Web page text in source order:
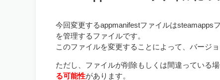
今回変更するappmanifestファイルはsteamapps
を管理するファイルです。
このファイルを変更することによって、バージ
ただし、ファイルが削除もしくは間違っている
る可能性があります。